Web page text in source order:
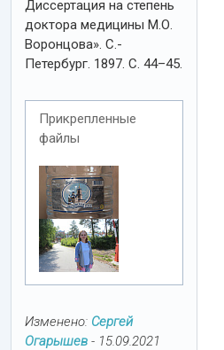
Диссертация на степень
доктора медицины М.О.
Воронцова». С.-
Петербург. 1897. С. 44–45.
Прикрепленные
файлы
Изменено: Сергей
Огарышев - 15.09.2021